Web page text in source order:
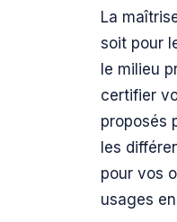
La
soit pour
le milieu
certifier
proposés
les
pour vos
usages